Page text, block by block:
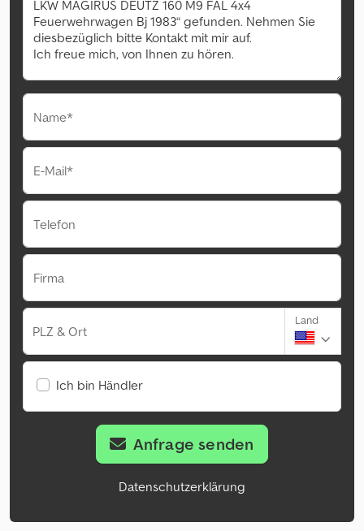
Name*
E-Mail*
Telefon
Firma
PLZ & Ort
Land
Ich bin Händler
Anfrage senden
Datenschutzerklärung